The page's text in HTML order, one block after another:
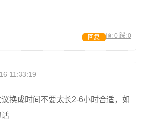
顶: 0 踩: 0
回复
11:33:19
换成时间不要太长2-6小时合适，如
话